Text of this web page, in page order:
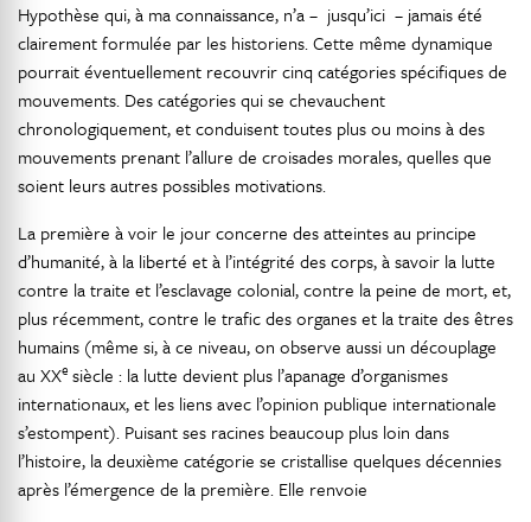
Hypothèse qui, à ma connaissance, n’a – jusqu’ici – jamais été
clairement formulée par les historiens. Cette même dynamique
pourrait éventuellement recouvrir cinq catégories spécifiques de
mouvements. Des catégories qui se chevauchent
chronologiquement, et conduisent toutes plus ou moins à des
mouvements prenant l’allure de croisades morales, quelles que
soient leurs autres possibles motivations.
La première à voir le jour concerne des atteintes au principe
d’humanité, à la liberté et à l’intégrité des corps, à savoir la lutte
contre la traite et l’esclavage colonial, contre la peine de mort, et,
plus récemment, contre le trafic des organes et la traite des êtres
humains (même si, à ce niveau, on observe aussi un découplage
au XXe siècle : la lutte devient plus l’apanage d’organismes
internationaux, et les liens avec l’opinion publique internationale
s’estompent). Puisant ses racines beaucoup plus loin dans
l’histoire, la deuxième catégorie se cristallise quelques décennies
après l’émergence de la première. Elle renvoie